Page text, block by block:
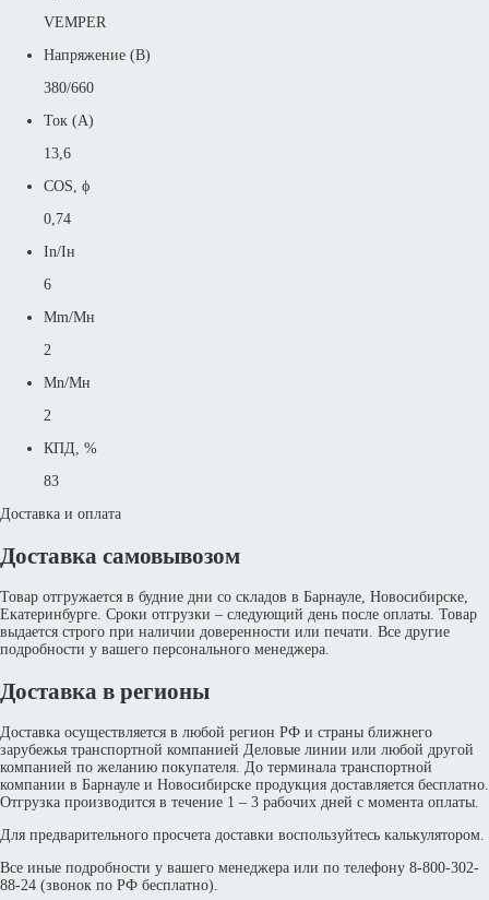
VEMPER
Напряжение (В)
380/660
Ток (А)
13,6
COS, ϕ
0,74
In/Iн
6
Mm/Mн
2
Mn/Mн
2
КПД, %
83
Доставка и оплата
Доставка самовывозом
Товар отгружается в будние дни со складов в Барнауле, Новосибирске,
Екатеринбурге. Сроки отгрузки – следующий день после оплаты. Товар
выдается строго при наличии доверенности или печати. Все другие
подробности у вашего персонального менеджера.
Доставка в регионы
Доставка осуществляется в любой регион РФ и страны ближнего
зарубежья транспортной компанией Деловые линии или любой другой
компанией по желанию покупателя. До терминала транспортной
компании в Барнауле и Новосибирске продукция доставляется бесплатно.
Отгрузка производится в течение 1 – 3 рабочих дней с момента оплаты.
Для предварительного просчета доставки воспользуйтесь калькулятором.
Все иные подробности у вашего менеджера или по телефону 8-800-302-
88-24 (звонок по РФ бесплатно).